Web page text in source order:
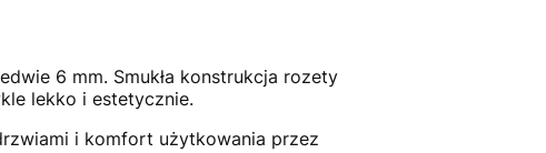
6 mm. Smukła konstrukcja rozety
lekko i estetycznie.
i komfort użytkowania przez